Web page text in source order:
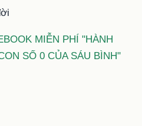
MIỄN PHÍ "HÀNH
SỐ 0 CỦA SÁU BÌNH"